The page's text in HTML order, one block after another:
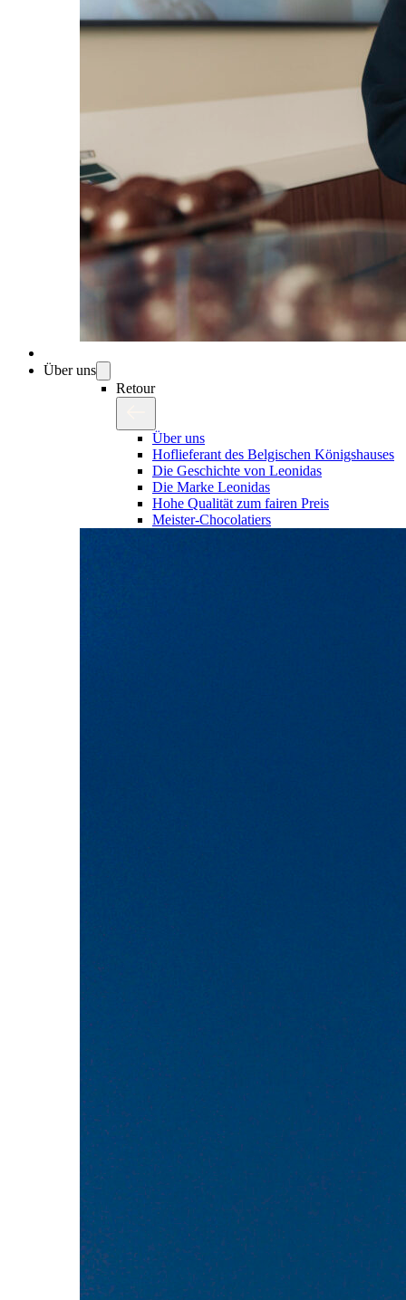
Über uns
Retour
Über uns
Hoflieferant des Belgischen Königshauses
Die Geschichte von Leonidas
Die Marke Leonidas
Hohe Qualität zum fairen Preis
Meister-Chocolatiers